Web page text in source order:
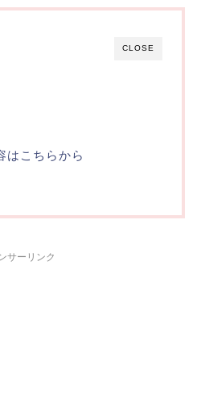
CLOSE
はこちらから
サーリンク